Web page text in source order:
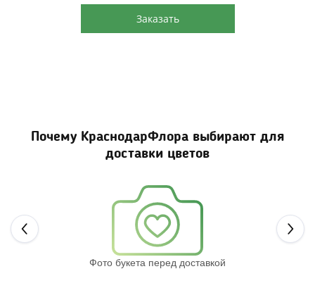
Заказать
Почему КраснодарФлора выбирают для
доставки цветов
Фото букета перед доставкой